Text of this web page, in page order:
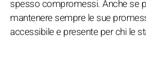
spesso compromessi. Anche se
mantenere sempre le sue
accessibile e presente per chi le